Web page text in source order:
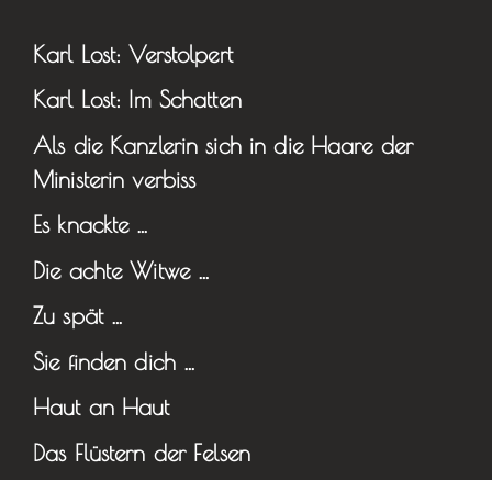
Karl Lost: Verstolpert
Karl Lost: Im Schatten
Als die Kanzlerin sich in die Haare der
Ministerin verbiss
Es knackte …
Die achte Witwe …
Zu spät …
Sie finden dich …
Haut an Haut
Das Flüstern der Felsen